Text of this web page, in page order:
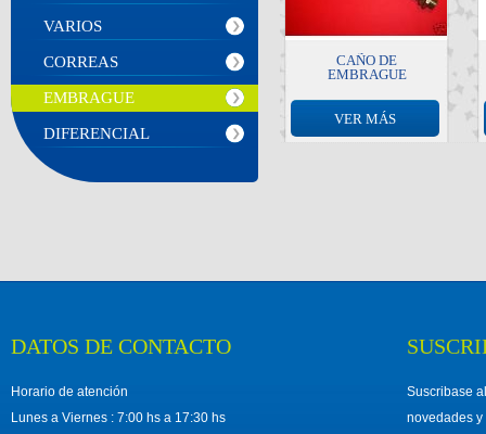
VARIOS
CORREAS
EMBRAGUE
DIFERENCIAL
CAÑO DE
EMBRAGUE
VER MÁS
DATOS DE CONTACTO
Horario de atención
Lunes a Viernes : 7:00 hs a 17:30 hs
Suscribase
novedades